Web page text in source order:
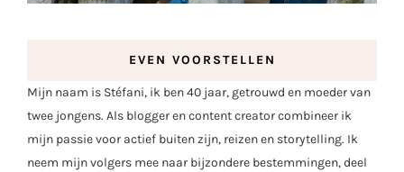
EVEN VOORSTELLEN
Mijn naam is Stéfani, ik ben 40 jaar, getrouwd en moeder van
twee jongens. Als blogger en content creator combineer ik
mijn passie voor actief buiten zijn, reizen en storytelling. Ik
neem mijn volgers mee naar bijzondere bestemmingen, deel